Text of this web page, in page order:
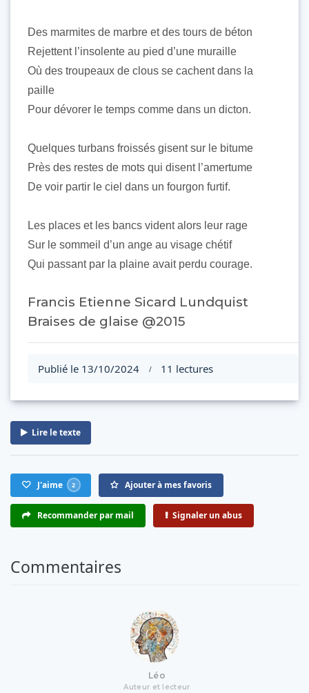
Des marmites de marbre et des tours de béton
Rejettent l’insolente au pied d’une muraille
Où des troupeaux de clous se cachent dans la
paille
Pour dévorer le temps comme dans un dicton.
Quelques turbans froissés gisent sur le bitume
Près des restes de mots qui disent l’amertume
De voir partir le ciel dans un fourgon furtif.
Les places et les bancs vident alors leur rage
Sur le sommeil d’un ange au visage chétif
Qui passant par la plaine avait perdu courage.
Francis Etienne Sicard Lundquist
Braises de glaise @2015
Publié le 13/10/2024 / 11 lectures
Lire le texte
J'aime 2 Ajouter à mes favoris
Recommander par mail Signaler un abus
Commentaires
Léo
Auteur et lecteur